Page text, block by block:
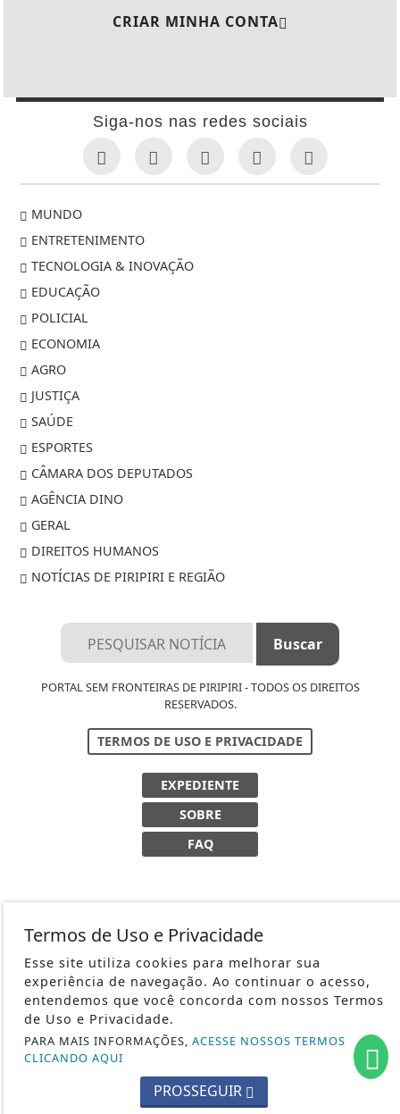
CRIAR MINHA CONTA
Siga-nos nas redes sociais
MUNDO
ENTRETENIMENTO
TECNOLOGIA & INOVAÇÃO
EDUCAÇÃO
POLICIAL
ECONOMIA
AGRO
JUSTIÇA
SAÚDE
ESPORTES
CÂMARA DOS DEPUTADOS
AGÊNCIA DINO
GERAL
DIREITOS HUMANOS
NOTÍCIAS DE PIRIPIRI E REGIÃO
PORTAL SEM FRONTEIRAS DE PIRIPIRI - TODOS OS DIREITOS
RESERVADOS.
TERMOS DE USO E PRIVACIDADE
EXPEDIENTE
SOBRE
FAQ
Termos de Uso e Privacidade
Esse site utiliza cookies para melhorar sua
experiência de navegação. Ao continuar o acesso,
entendemos que você concorda com nossos Termos
de Uso e Privacidade.
PARA MAIS INFORMAÇÕES, ACESSE NOSSOS TERMOS
CLICANDO AQUI
PROSSEGUIR